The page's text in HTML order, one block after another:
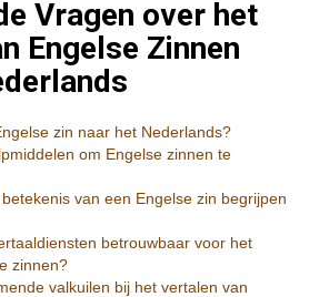
Vragen over het
Engelse Zinnen
zin naar het Nederlands?
om Engelse zinnen te
van een Engelse zin begrijpen
betrouwbaar voor het
zinnen?
valkuilen bij het vertalen van